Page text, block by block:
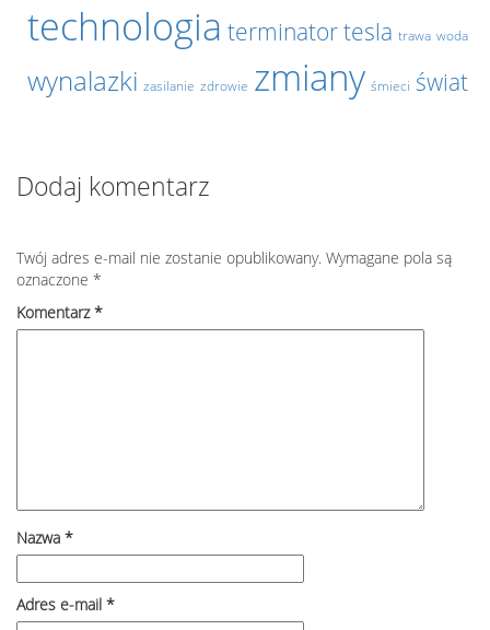
technologia terminatortesla trawa woda
wynalazki zasilanie zdrowie zmiany śmieci świat
Dodaj komentarz
Twój adres e-mail nie zostanie opublikowany. Wymagane pola są
oznaczone *
Komentarz*
Nazwa *
Adres e-mail *